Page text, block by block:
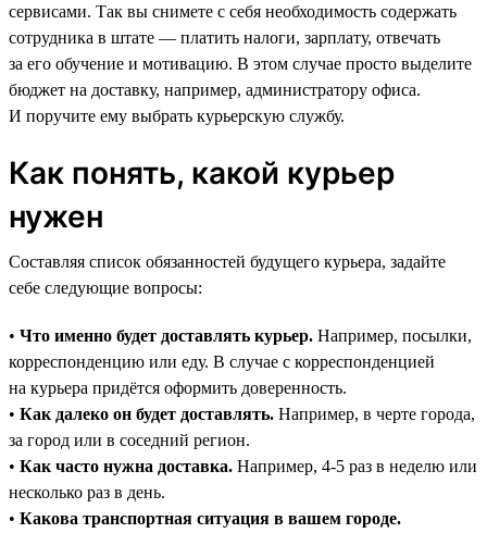
сервисами. Так вы снимете с себя необходимость содержать
сотрудника в штате — платить налоги, зарплату, отвечать
за его обучение и мотивацию. В этом случае просто выделите
бюджет на доставку, например, администратору офиса.
И поручите ему выбрать курьерскую службу.
Как понять, какой курьер
нужен
Составляя список обязанностей будущего курьера, задайте
себе следующие вопросы:
• Что именно будет доставлять курьер. Например, посылки,
корреспонденцию или еду. В случае с корреспонденцией
на курьера придётся оформить доверенность.
• Как далеко он будет доставлять. Например, в черте города,
за город или в соседний регион.
• Как часто нужна доставка. Например, 4-5 раз в неделю или
несколько раз в день.
• Какова транспортная ситуация в вашем городе.